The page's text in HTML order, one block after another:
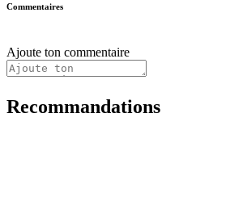
Commentaires
Ajoute ton commentaire
Recommandations